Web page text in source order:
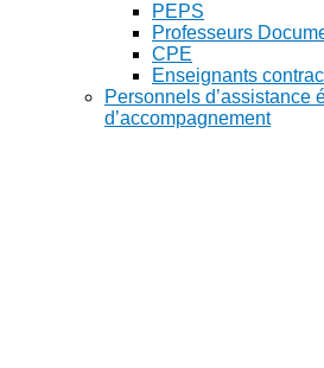
PEPS
Professeurs
CPE
Enseignants
Personnels d’assistance
d’accompagnement